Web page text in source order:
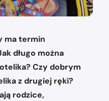
ma termin
długo można
Czy dobrym
z drugiej ręki?
rodzice,